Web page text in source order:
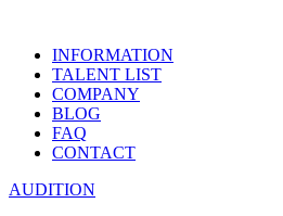
INFORMATION
TALENT LIST
COMPANY
BLOG
FAQ
CONTACT
AUDITION